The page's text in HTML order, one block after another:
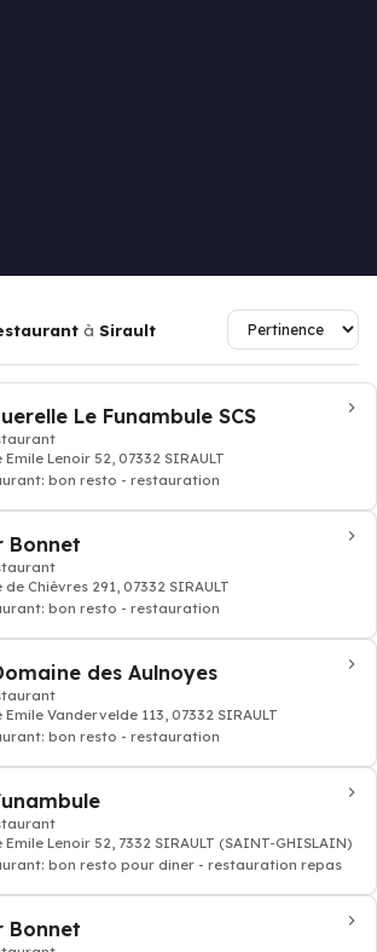
à Sirault
Le Funambule SCS
Emile Lenoir 52, 07332 SIRAULT
bon resto - restauration
Bonnet
de Chièvres 291, 07332 SIRAULT
bon resto - restauration
des Aulnoyes
Emile Vandervelde 113, 07332 SIRAULT
bon resto - restauration
Emile Lenoir 52, 7332 SIRAULT (SAINT-GHISLAIN)
bon resto pour diner - restauration repas
Bonnet